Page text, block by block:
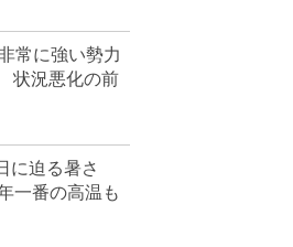
常に強い勢力
状況悪化の前
に迫る暑さ
一番の高温も